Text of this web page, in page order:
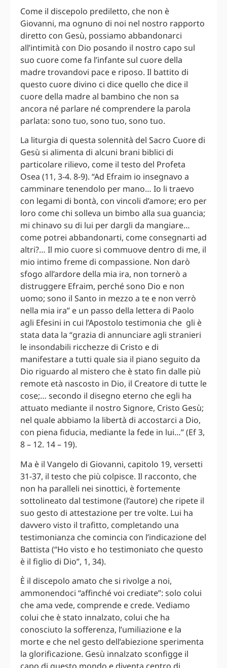
Come il discepolo prediletto, che non è
Giovanni, ma ognuno di noi nel nostro rapporto
diretto con Gesù, possiamo abbandonarci
all’intimità con Dio posando il nostro capo sul
suo cuore come fa l’infante sul cuore della
madre trovandovi pace e riposo. Il battito di
questo cuore divino ci dice quello che dice il
cuore della madre al bambino che non sa
ancora né parlare né comprendere la parola
parlata: sono tuo, sono tuo, sono tuo.
La liturgia di questa solennità del Sacro Cuore di
Gesù si alimenta di alcuni brani biblici di
particolare rilievo, come il testo del Profeta
Osea (11, 3-4. 8-9). “Ad Efraim io insegnavo a
camminare tenendolo per mano… Io li traevo
con legami di bontà, con vincoli d’amore; ero per
loro come chi solleva un bimbo alla sua guancia;
mi chinavo su di lui per dargli da mangiare…
come potrei abbandonarti, come consegnarti ad
altri?… Il mio cuore si commuove dentro di me, il
mio intimo freme di compassione. Non darò
sfogo all’ardore della mia ira, non tornerò a
distruggere Efraim, perché sono Dio e non
uomo; sono il Santo in mezzo a te e non verrò
nella mia ira” e un passo della lettera di Paolo
agli Efesini in cui l’Apostolo testimonia che gli è
stata data la “grazia di annunciare agli stranieri
le insondabili ricchezze di Cristo e di
manifestare a tutti quale sia il piano seguito da
Dio riguardo al mistero che è stato fin dalle più
remote età nascosto in Dio, il Creatore di tutte le
cose;… secondo il disegno eterno che egli ha
attuato mediante il nostro Signore, Cristo Gesù;
nel quale abbiamo la libertà di accostarci a Dio,
con piena fiducia, mediante la fede in lui…” (Ef 3,
8 – 12. 14 – 19).
Ma è il Vangelo di Giovanni, capitolo 19, versetti
31-37, il testo che più colpisce. Il racconto, che
non ha paralleli nei sinottici, è fortemente
sottolineato dal testimone (l’autore) che ripete il
suo gesto di attestazione per tre volte. Lui ha
davvero visto il trafitto, completando una
testimonianza che comincia con l’indicazione del
Battista (“Ho visto e ho testimoniato che questo
è il figlio di Dio”, 1, 34).
È il discepolo amato che si rivolge a noi,
ammonendoci “affinché voi crediate”: solo colui
che ama vede, comprende e crede. Vediamo
colui che è stato innalzato, colui che ha
conosciuto la sofferenza, l’umiliazione e la
morte e che nel gesto dell’abiezione sperimenta
la glorificazione. Gesù innalzato sconfigge il